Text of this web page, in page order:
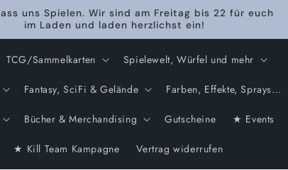
uns Spielen. Wir sind am Freitag bis 22 für euch
im Laden und laden herzlichst ein!
TCG/Sammelkarten Spielewelt, Würfel und mehr
Fantasy, SciFi & Gelände Farben, Effekte, Sprays...
Bücher & Merchandising Gutscheine ★ Events
★ Kill Team Kampagne Vertrag widerrufen